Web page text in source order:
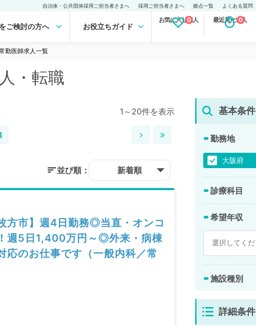
自治体・公共団体採用ご担当者さまへ 採用ご担当者さまへ 拠点一覧 よくある質問
ご検討の方へ お役立ちガイド
お気に入り求人
0 最近見た求人
0
勤医師求人一覧
・転職
1～20件を表示
並び順： 新着順
方市】週4日勤務◎当直・オンコ
週5日1,400万円～◎外来・病棟
応のお仕事です（一般内科／常
基本条件
勤務地
大阪府
診療科目
希望年収
施設種別
詳細条件